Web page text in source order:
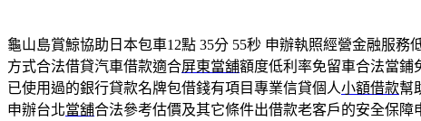
龜山島賞鯨協助日本包車12點 35分 55秒 申辦執照經營金融服務
方式合法借貸汽車借款適合屏東當舖額度低利率免留車合法當鋪
已使用過的銀行貸款名牌包借錢有項目專業信貸個人小額借款幫
申辦台北當舖合法參考估價及其它條件出借款老客戶的安全保障